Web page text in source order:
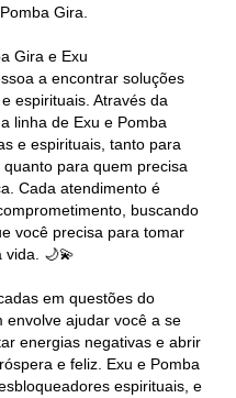
Gira.
Gira e Exu
a encontrar soluções
espirituais. Através da
linha de Exu e Pomba
e espirituais, tanto para
para quem precisa
Cada atendimento é
buscando
você precisa para tomar
vida. 🌙💫
em questões do
envolve ajudar você a se
energias negativas e abrir
e feliz. Exu e Pomba
espirituais, e